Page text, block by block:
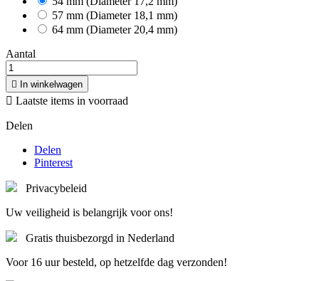
57 mm (Diameter 18,1 mm)
64 mm (Diameter 20,4 mm)
Aantal
 In winkelwagen
 Laatste items in voorraad
Delen
Delen
Pinterest
Privacybeleid
Uw veiligheid is belangrijk voor ons!
Gratis thuisbezorgd in Nederland
Voor 16 uur besteld, op hetzelfde dag verzonden!